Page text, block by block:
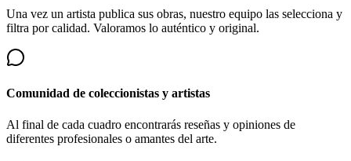
Una vez un artista publica sus obras, nuestro equipo las selecciona y
filtra por calidad. Valoramos lo auténtico y original.
Comunidad de coleccionistas y artistas
Al final de cada cuadro encontrarás reseñas y opiniones de
diferentes profesionales o amantes del arte.